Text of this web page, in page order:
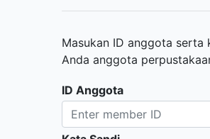
Masukan ID anggota
Anda anggota
ID Anggota